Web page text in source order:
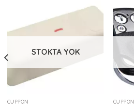
STOKTA YOK
CUPPON CUPPON